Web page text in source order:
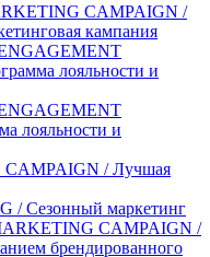
CAMPAIGN /
кампания
лояльности и
лояльности и
/ Лучшая
/ Сезонный маркетинг
CAMPAIGN /
брендированного